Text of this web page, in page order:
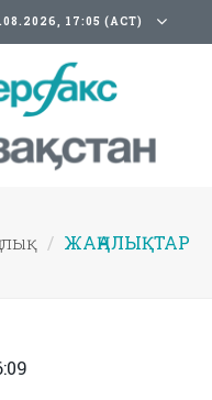
17:05 (АСТ)
ЖАҢАЛЫҚТАР